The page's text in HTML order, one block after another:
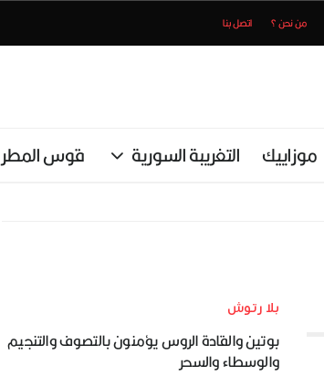
من نحن ؟ اتصل بنا
موزاييك التغريبة السورية قوس المطر
بلا رتوش
بوتين والقادة الروس يؤمنون بالتصوف والتنجيم
والوسطاء والسحر